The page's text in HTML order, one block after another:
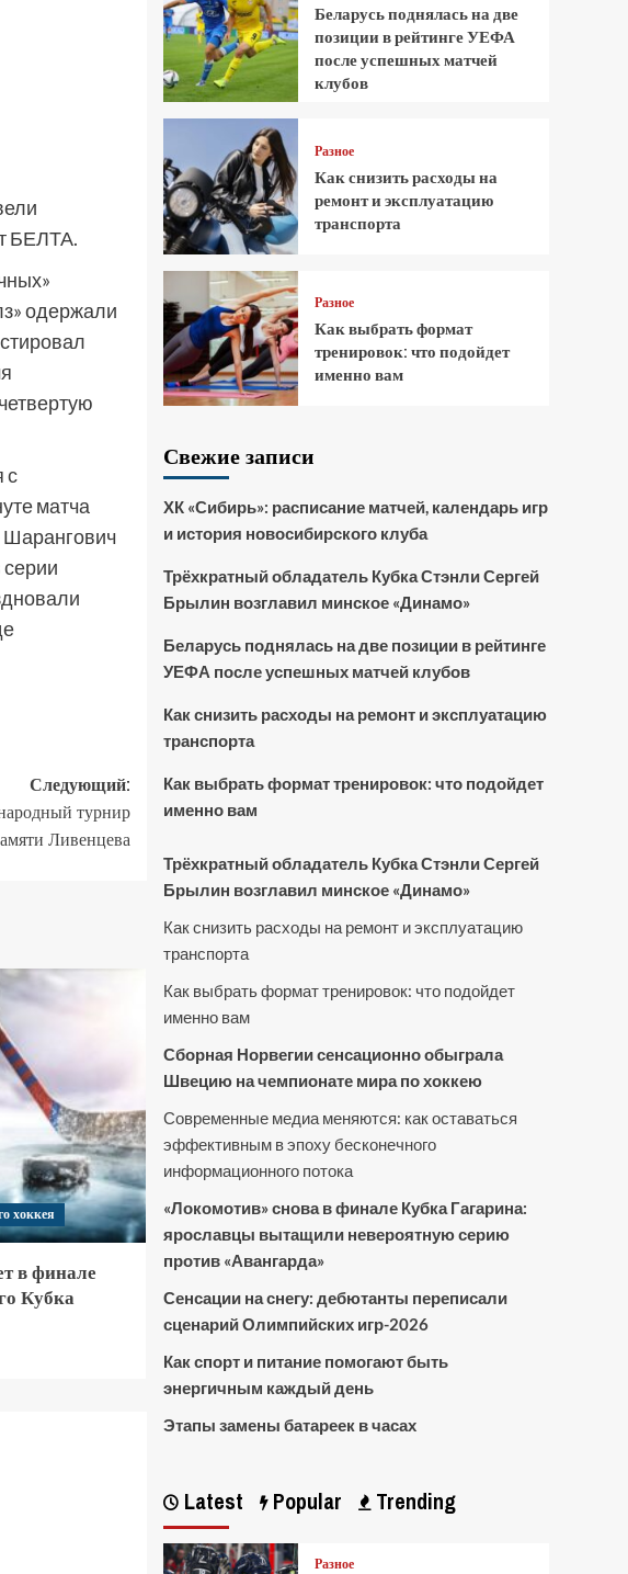
БЕЛТА.
одержали
с
матча
Шарангович
Следующий:
турнир
Ливенцева
хоккея
в финале
Кубка
Беларусь поднялась на две
позиции в рейтинге УЕФА
после успешных матчей
клубов
Разное
Как снизить расходы на
ремонт и эксплуатацию
транспорта
Разное
Как выбрать формат
тренировок: что подойдет
именно вам
Свежие записи
ХК «Сибирь»: расписание матчей, календарь игр
и история новосибирского клуба
Трёхкратный обладатель Кубка Стэнли Сергей
Брылин возглавил минское «Динамо»
Беларусь поднялась на две позиции в рейтинге
УЕФА после успешных матчей клубов
Как снизить расходы на ремонт и эксплуатацию
транспорта
Как выбрать формат тренировок: что подойдет
именно вам
Трёхкратный обладатель Кубка Стэнли Сергей
Брылин возглавил минское «Динамо»
Как снизить расходы на ремонт и эксплуатацию
транспорта
Как выбрать формат тренировок: что подойдет
именно вам
Сборная Норвегии сенсационно обыграла
Швецию на чемпионате мира по хоккею
Современные медиа меняются: как оставаться
эффективным в эпоху бесконечного
информационного потока
«Локомотив» снова в финале Кубка Гагарина:
ярославцы вытащили невероятную серию
против «Авангарда»
Сенсации на снегу: дебютанты переписали
сценарий Олимпийских игр-2026
Как спорт и питание помогают быть
энергичным каждый день
Этапы замены батареек в часах
Latest Popular Trending
Разное